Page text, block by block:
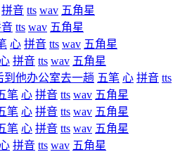
拼音 tts wav 五角星
tts wav 五角星
心 拼音 tts wav 五角星
拼音 tts wav 五角星
到他办公室去一趟 五笔 心 拼音 tts
笔 心 拼音 tts wav 五角星
笔 心 拼音 tts wav 五角星
笔 心 拼音 tts wav 五角星
拼音 tts wav 五角星